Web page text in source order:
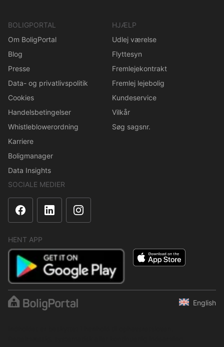
BOLIGPORTAL
Om BoligPortal
Blog
Presse
Data- og privatlivspolitik
Cookies
Handelsbetingelser
Whistleblowerordning
Karriere
Boligmanager
Data Insights
HJÆLP
Udlej værelse
Flyttesyn
Fremlejekontrakt
Fremlej lejebolig
Kundeservice
Vilkår
Søg sagsnr.
SOCIALE MEDIER
HENT APP
English